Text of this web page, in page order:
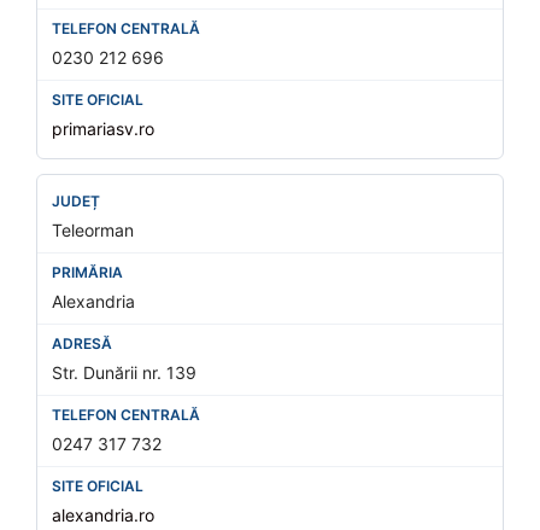
0230 212 696
primariasv.ro
Teleorman
Alexandria
Str. Dunării nr. 139
0247 317 732
alexandria.ro